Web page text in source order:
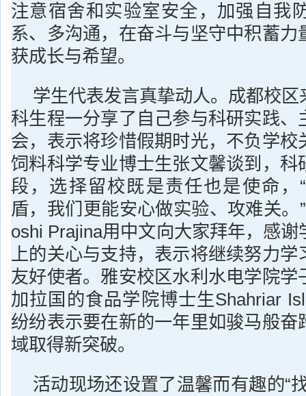
注意宿舍和实验室安全，加强自我
系、多沟通，在奋斗与坚守中积蓄力
获成长与希望。
学生代表发言真挚动人。成都校
科生程一分享了自己参与科研实践、
会，表示将珍惜假期时光，不负学校
饲料科学专业博士生张文馨谈到，科
段，选择留校既是责任也是使命，
盾，我们更能安心做实验、攻难关。
oshi Prajina用中文向大家拜年，感
上的关心与支持，表示将继续努力学
友好使者。雅安校区水利水电学院学
加拉国的食品学院博士生Shahriar
纷纷表示要在新的一年里如骏马般奋
域取得新突破。
活动现场还设置了温馨而有趣的“